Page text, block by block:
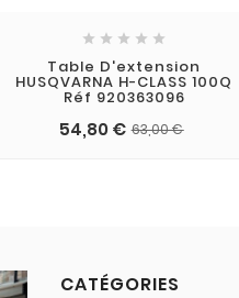
    
Table D'extension
HUSQVARNA H-CLASS 100Q
Réf 920363096
54,80 € 63,00 €
CATÉGORIES